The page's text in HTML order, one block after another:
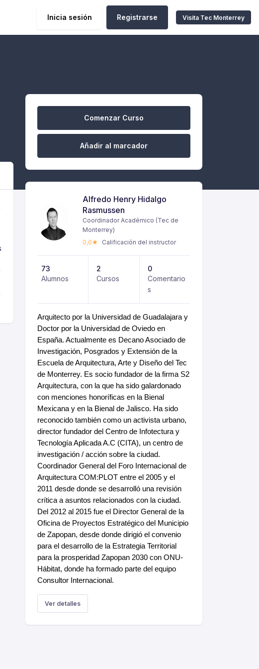
Inicia sesión Registrarse Visita Tec Monterrey
Comenzar Curso
Añadir al marcador
Alfredo Henry Hidalgo
Rasmussen
Coordinador Académico (Tec de
Monterrey)
0,0
Calificación del instructor
73
Alumnos
2
Cursos
0
Comentario
s
Arquitecto por la Universidad de Guadalajara y
Doctor por la Universidad de Oviedo en
España. Actualmente es Decano Asociado de
Investigación, Posgrados y Extensión de la
Escuela de Arquitectura, Arte y Diseño del Tec
de Monterrey. Es socio fundador de la firma S2
Arquitectura, con la que ha sido galardonado
con menciones honoríficas en la Bienal
Mexicana y en la Bienal de Jalisco. Ha sido
reconocido también como un activista urbano,
director fundador del Centro de Infotectura y
Tecnología Aplicada A.C (CITA), un centro de
investigación / acción sobre la ciudad.
Coordinador General del Foro Internacional de
Arquitectura COM:PLOT entre el 2005 y el
2011 desde donde se desarrolló una revisión
crítica a asuntos relacionados con la ciudad.
Del 2012 al 2015 fue el Director General de la
Oficina de Proyectos Estratégico del Municipio
de Zapopan, desde donde dirigió el convenio
para el desarrollo de la Estrategia Territorial
para la prosperidad Zapopan 2030 con ONU-
Hábitat, donde ha formado parte del equipo
Consultor Internacional.
Ver detalles